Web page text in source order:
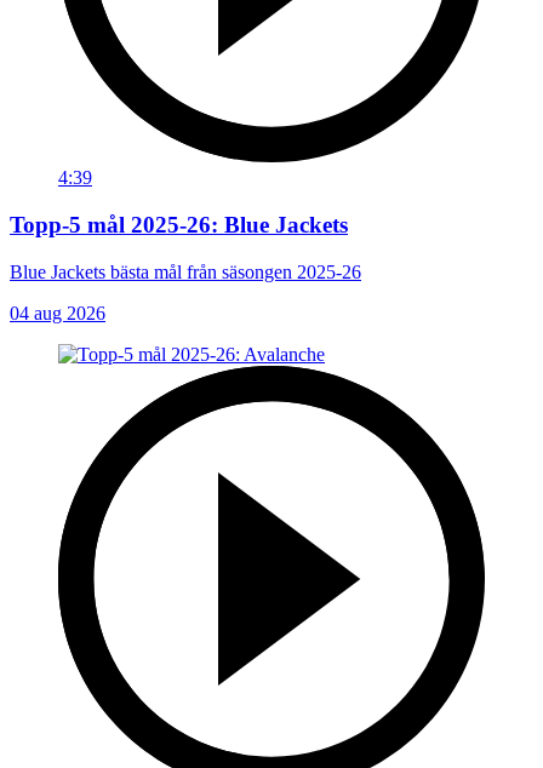
4:39
Topp-5 mål 2025-26: Blue Jackets
Blue Jackets bästa mål från säsongen 2025-26
04 aug 2026